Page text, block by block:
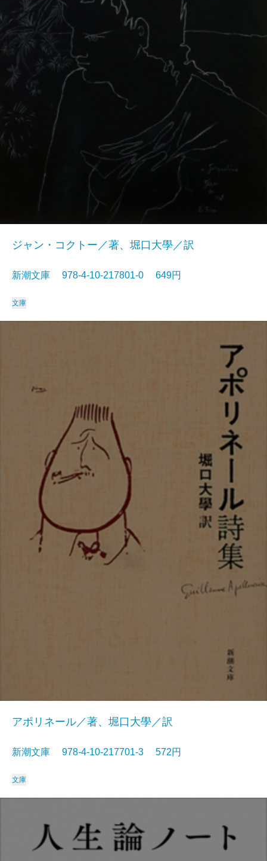
ジャン・コクトー／著、堀口大學／訳
新潮文庫 978-4-10-217801-0 649円
文庫
アポリネール／著、堀口大學／訳
新潮文庫 978-4-10-217701-3 572円
文庫